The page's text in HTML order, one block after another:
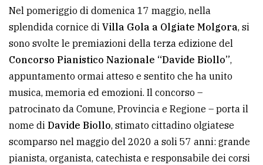
pubblicità
CERCA
Cerca
per
comune
Ricerca
avanzata
Nel pomeriggio di domenica 17 maggio, nella
splendida cornice di Villa Gola a Olgiate Molgora, si
sono svolte le premiazioni della terza edizione del
Concorso Pianistico Nazionale “Davide Biollo”,
appuntamento ormai atteso e sentito che ha unito
musica, memoria ed emozioni. Il concorso –
patrocinato da Comune, Provincia e Regione – porta il
nome di Davide Biollo, stimato cittadino olgiatese
scomparso nel maggio del 2020 a soli 57 anni: grande
pianista, organista, catechista e responsabile dei corsi